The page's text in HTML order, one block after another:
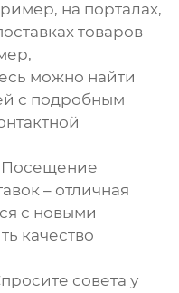
на порталах,
товаров
можно найти
с подробным
Посещение
– отличная
с новыми
качество
совета у